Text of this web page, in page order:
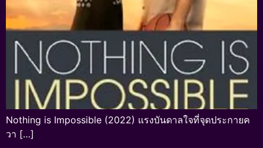
Nothing is Impossible (2022) แรงบันดาลใจที่จุดประกายค
วา […]